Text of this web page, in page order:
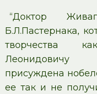
“Доктор
Б.Л.Пастернака,
творчества
Леонидовичу
присуждена
ее так и не